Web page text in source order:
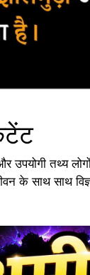
उपयोगी तथ्य
के साथ साथ